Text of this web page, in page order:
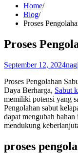
Home
Blog
Proses
Proses
September 12, 2024
Proses Pengolahan
Daya Berharga, Sabut
memiliki potensi yang
Pengolahan sabut
dapat mengubah
mendukung
proses